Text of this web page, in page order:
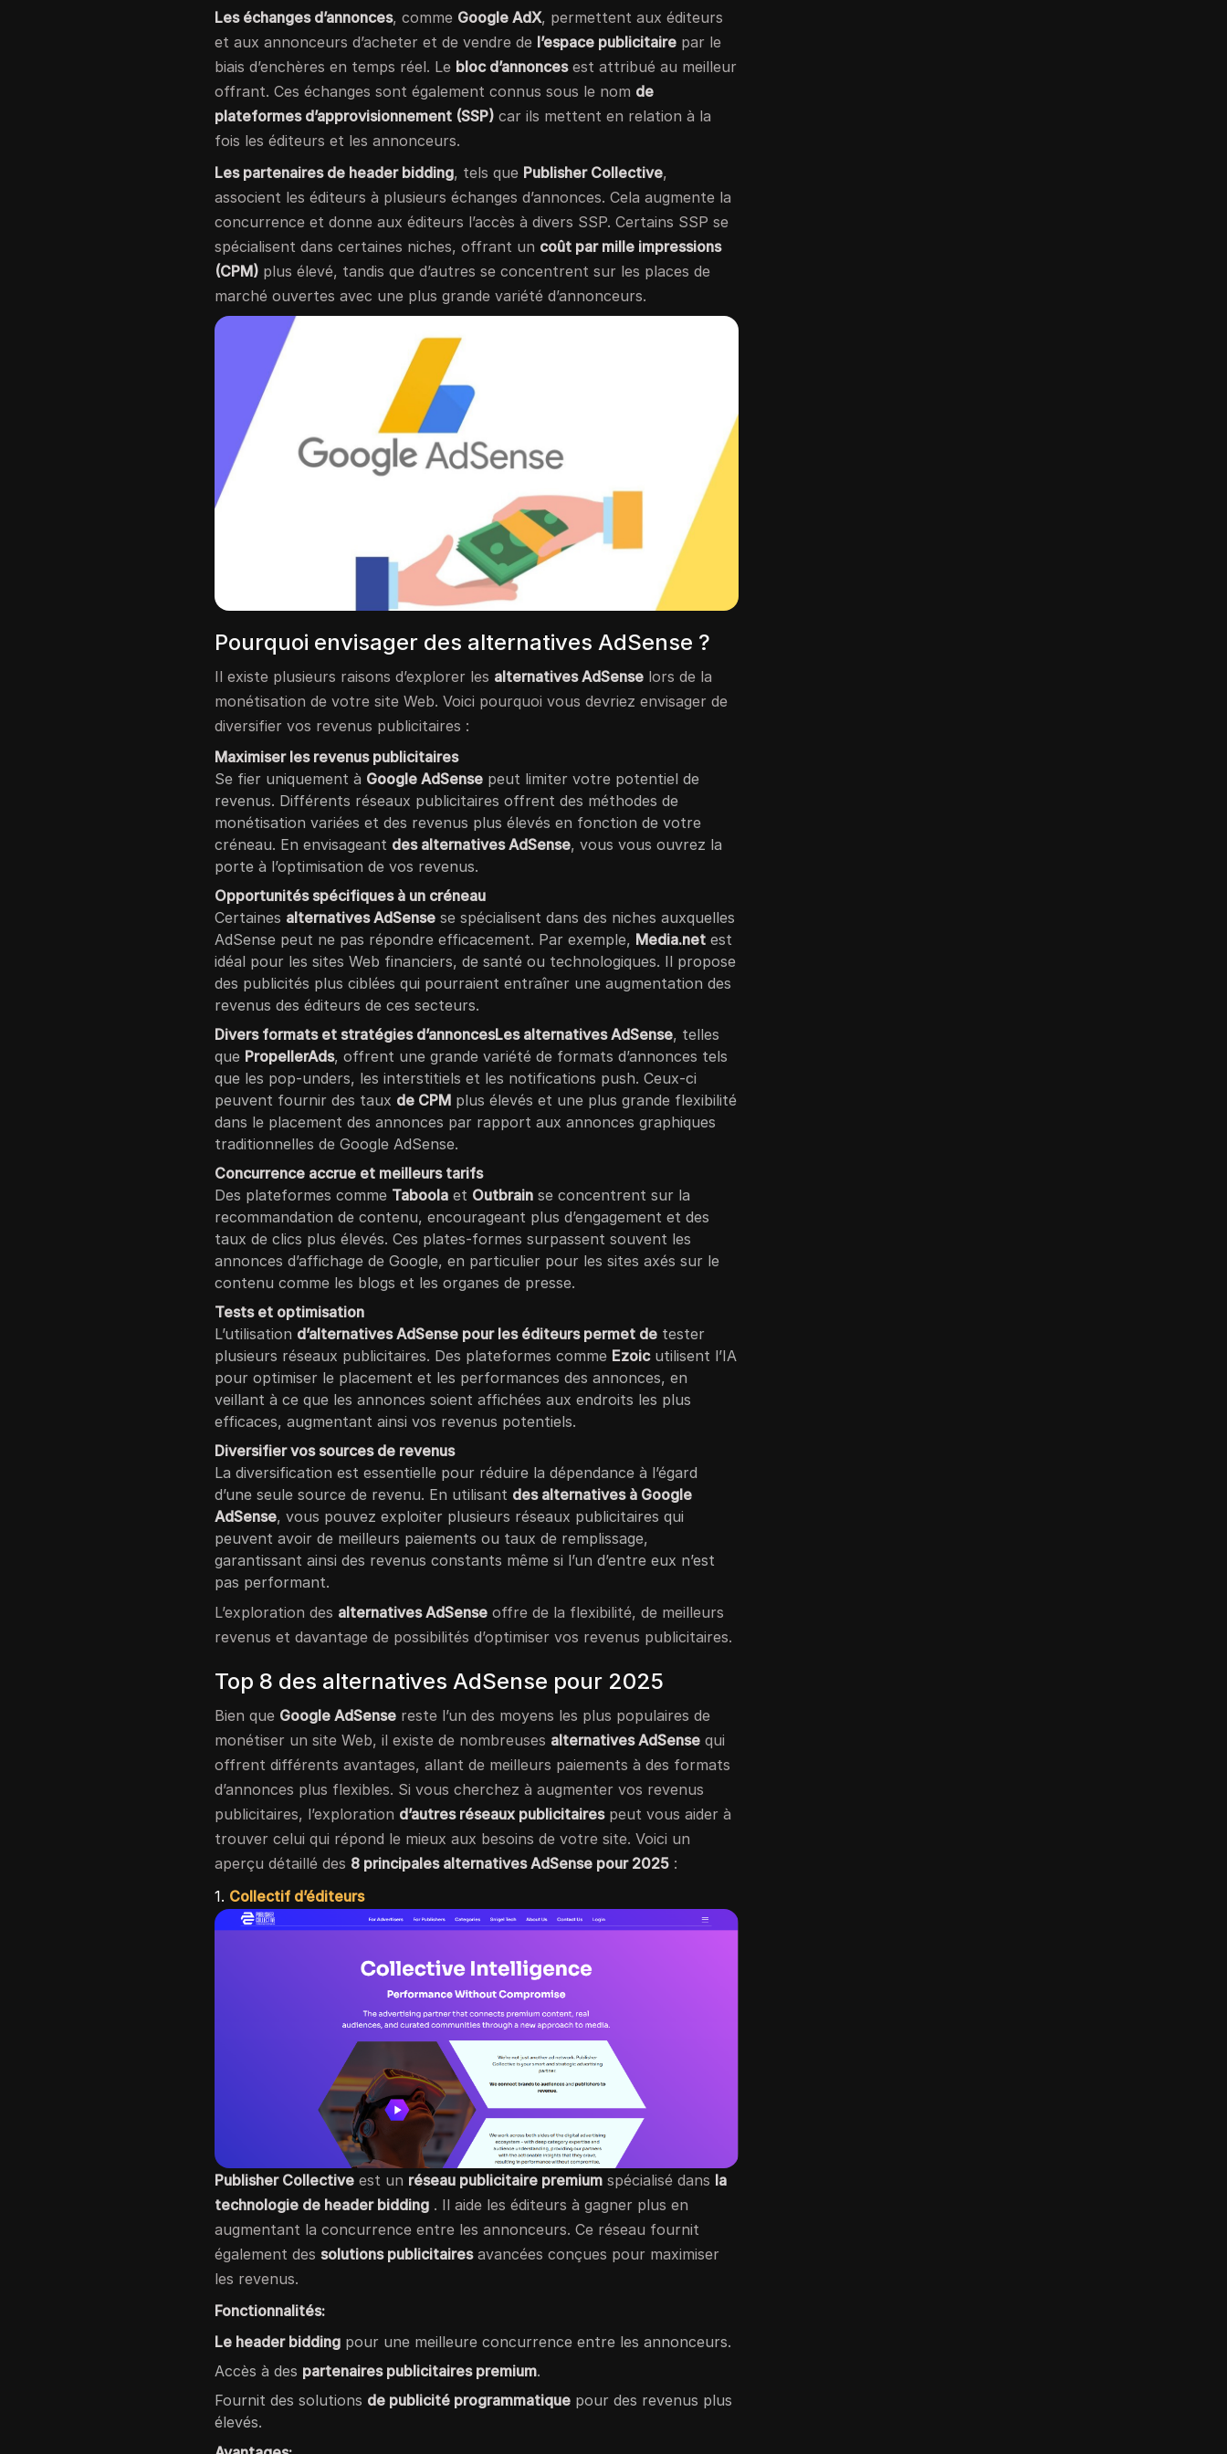
Les échanges d’annonces, comme Google AdX, permettent aux éditeurs
et aux annonceurs d’acheter et de vendre de l’espace publicitaire par le
biais d’enchères en temps réel. Le bloc d’annoncesest attribué au meilleur
offrant. Ces échanges sont également connus sous le nom de
plateformes d’approvisionnement (SSP) car ils mettent en relation à la
fois les éditeurs et les annonceurs.
Les partenaires de header bidding, tels que Publisher Collective,
associent les éditeurs à plusieurs échanges d’annonces. Cela augmente la
concurrence et donne aux éditeurs l’accès à divers SSP. Certains SSP se
spécialisent dans certaines niches, offrant un coût par mille impressions
(CPM) plus élevé, tandis que d’autres se concentrent sur les places de
marché ouvertes avec une plus grande variété d’annonceurs.
Pourquoi envisager des alternatives AdSense ?
Il existe plusieurs raisons d’explorer les alternatives AdSense lors de la
monétisation de votre site Web. Voici pourquoi vous devriez envisager de
diversifier vos revenus publicitaires :
Maximiser les revenus publicitaires
Se fier uniquement à Google AdSense peut limiter votre potentiel de
revenus. Différents réseaux publicitaires offrent des méthodes de
monétisation variées et des revenus plus élevés en fonction de votre
créneau. En envisageant des alternatives AdSense, vous vous ouvrez la
porte à l’optimisation de vos revenus.
Opportunités spécifiques à un créneau
Certaines alternatives AdSense se spécialisent dans des niches auxquelles
AdSense peut ne pas répondre efficacement. Par exemple, Media.net est
idéal pour les sites Web financiers, de santé ou technologiques. Il propose
des publicités plus ciblées qui pourraient entraîner une augmentation des
revenus des éditeurs de ces secteurs.
Divers formats et stratégies d’annoncesLes alternatives AdSense, telles
que PropellerAds, offrent une grande variété de formats d’annonces tels
que les pop-unders, les interstitiels et les notifications push. Ceux-ci
peuvent fournir des taux de CPM plus élevés et une plus grande flexibilité
dans le placement des annonces par rapport aux annonces graphiques
traditionnelles de Google AdSense.
Concurrence accrue et meilleurs tarifs
Des plateformes comme Taboola et Outbrain se concentrent sur la
recommandation de contenu, encourageant plus d’engagement et des
taux de clics plus élevés. Ces plates-formes surpassent souvent les
annonces d’affichage de Google, en particulier pour les sites axés sur le
contenu comme les blogs et les organes de presse.
Tests et optimisation
L’utilisation d’alternatives AdSense pour les éditeurs permet de tester
plusieurs réseaux publicitaires. Des plateformes comme Ezoicutilisent l’IA
pour optimiser le placement et les performances des annonces, en
veillant à ce que les annonces soient affichées aux endroits les plus
efficaces, augmentant ainsi vos revenus potentiels.
Diversifier vos sources de revenus
La diversification est essentielle pour réduire la dépendance à l’égard
d’une seule source de revenu. En utilisant des alternatives à Google
AdSense, vous pouvez exploiter plusieurs réseaux publicitaires qui
peuvent avoir de meilleurs paiements ou taux de remplissage,
garantissant ainsi des revenus constants même si l’un d’entre eux n’est
pas performant.
L’exploration des alternatives AdSense offre de la flexibilité, de meilleurs
revenus et davantage de possibilités d’optimiser vos revenus publicitaires.
Top 8 des alternatives AdSense pour 2025
Bien que Google AdSense reste l’un des moyens les plus populaires de
monétiser un site Web, il existe de nombreuses alternatives AdSense qui
offrent différents avantages, allant de meilleurs paiements à des formats
d’annonces plus flexibles. Si vous cherchez à augmenter vos revenus
publicitaires, l’exploration d’autres réseaux publicitairespeut vous aider à
trouver celui qui répond le mieux aux besoins de votre site. Voici un
aperçu détaillé des 8 principales alternatives AdSense pour 2025 :
1. Collectif d’éditeurs
Publisher Collective est un réseau publicitaire premium spécialisé dans la
technologie de header bidding . Il aide les éditeurs à gagner plus en
augmentant la concurrence entre les annonceurs. Ce réseau fournit
également dessolutions publicitairesavancées conçues pour maximiser
les revenus.
Fonctionnalités:
Le header bidding pour une meilleure concurrence entre les annonceurs.
Accès à des partenaires publicitaires premium.
Fournit des solutions de publicité programmatique pour des revenus plus
élevés.